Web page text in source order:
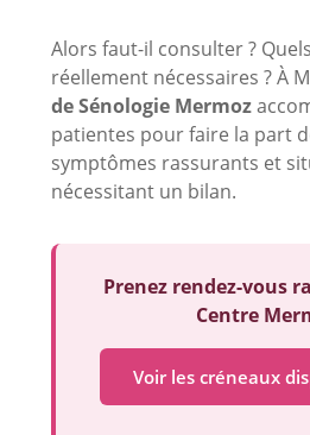
Alors faut-il consulter ?
réellement nécessaires ? À
de Sénologie Mermoz
patientes pour faire la part
symptômes rassurants et
nécessitant un bilan.
Prenez rendez-vous
Centre
Voir les créneaux